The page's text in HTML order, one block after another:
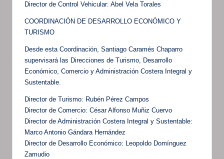
Director de Control Vehicular: Abel Vela Torales
COORDINACIÓN DE DESARROLLO ECONÓMICO Y
TURISMO
Desde esta Coordinación, Santiago Caramés Chaparro
supervisará las Direcciones de Turismo, Desarrollo
Económico, Comercio y Administración Costera Integral y
Sustentable.
Director de Turismo: Rubén Pérez Campos
Director de Comercio: César Alfonso Muñiz Cuervo
Director de Administración Costera Integral y Sustentable:
Marco Antonio Gándara Hernández
Director de Desarrollo Económico: Leopoldo Domínguez
Zamudio